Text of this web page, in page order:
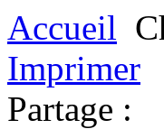
Accueil
Imprimer
Partage :